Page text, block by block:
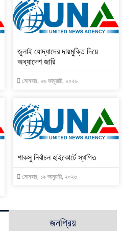
জুলাই যোদ্ধাদের দায়মুক্তি দিয়ে
অধ্যাদেশ জারি
সোমবার, ২৬ জানুয়ারী, ২০২৬
শাকসু নির্বাচন হাইকোর্টে স্থগিত
সোমবার, ১৯ জানুয়ারী, ২০২৬
জনপ্রিয়